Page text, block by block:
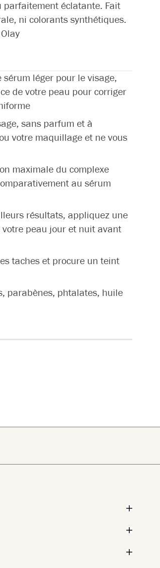
parfaitement éclatante. Fait
ni colorants synthétiques.
sérum léger pour le visage,
de votre peau pour corriger
sans parfum et à
votre maquillage et ne vous
maximale du complexe
au sérum
résultats, appliquez une
peau jour et nuit avant
taches et procure un teint
parabènes, phtalates, huile